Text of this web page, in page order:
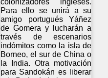
colonizadores ingleses.
Para ello se unirá a su
amigo portugués Yáñez
de Gomera y lucharán a
través de escenarios
indómitos como la isla de
Borneo, el sur de China o
la India. Otra motivación
para Sandokán es liberar